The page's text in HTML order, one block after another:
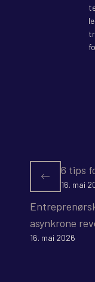
6 tips
16. mai
asynkrone
16. mai 2026